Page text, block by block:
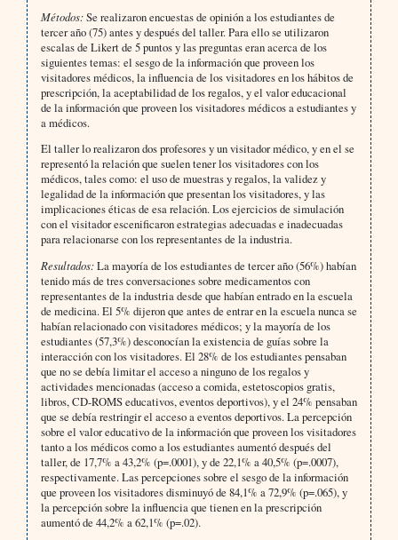
Métodos:Se realizaron encuestas de opinión a los estudiantes de
tercer año (75) antes y después del taller. Para ello se utilizaron
escalas de Likert de 5 puntos y las preguntas eran acerca de los
siguientes temas: el sesgo de la información que proveen los
visitadores médicos, la influencia de los visitadores en los hábitos de
prescripción, la aceptabilidad de los regalos, y el valor educacional
de la información que proveen los visitadores médicos a estudiantes y
a médicos.
El taller lo realizaron dos profesores y un visitador médico, y en el se
representó la relación que suelen tener los visitadores con los
médicos, tales como: el uso de muestras y regalos, la validez y
legalidad de la información que presentan los visitadores, y las
implicaciones éticas de esa relación. Los ejercicios de simulación
con el visitador escenificaron estrategias adecuadas e inadecuadas
para relacionarse con los representantes de la industria.
Resultados:La mayoría de los estudiantes de tercer año (56%) habían
tenido más de tres conversaciones sobre medicamentos con
representantes de la industria desde que habían entrado en la escuela
de medicina. El 5% dijeron que antes de entrar en la escuela nunca se
habían relacionado con visitadores médicos; y la mayoría de los
estudiantes (57,3%) desconocían la existencia de guías sobre la
interacción con los visitadores. El 28% de los estudiantes pensaban
que no se debía limitar el acceso a ninguno de los regalos y
actividades mencionadas (acceso a comida, estetoscopios gratis,
libros, CD-ROMS educativos, eventos deportivos), y el 24% pensaban
que se debía restringir el acceso a eventos deportivos. La percepción
sobre el valor educativo de la información que proveen los visitadores
tanto a los médicos como a los estudiantes aumentó después del
taller, de 17,7% a 43,2% (p=.0001), y de 22,1% a 40,5% (p=.0007),
respectivamente. Las percepciones sobre el sesgo de la información
que proveen los visitadores disminuyó de 84,1% a 72,9% (p=.065), y
la percepción sobre la influencia que tienen en la prescripción
aumentó de 44,2% a 62,1% (p=.02).